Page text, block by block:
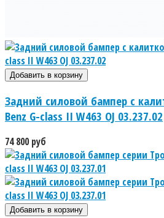
Задний силовой бампер с
Benz G-class II W463 OJ 03.237.02
74 800 руб